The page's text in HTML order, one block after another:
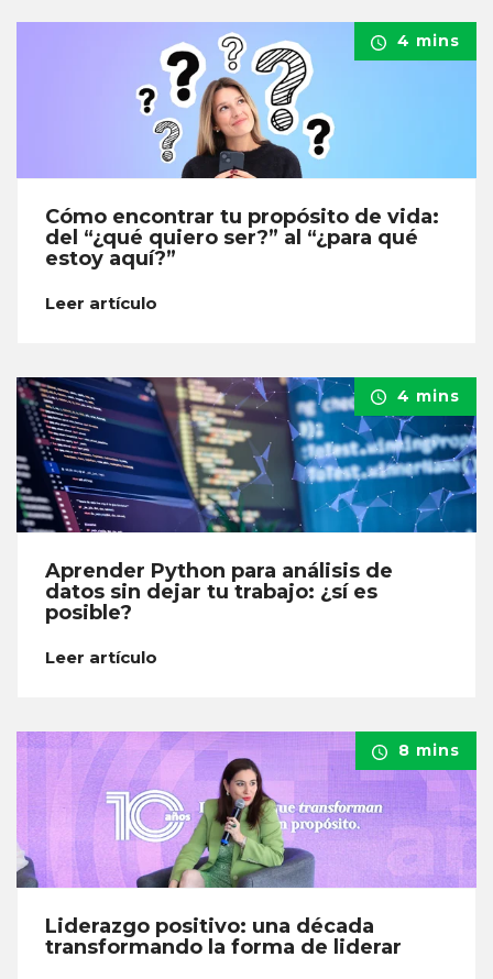
4 mins
Cómo encontrar tu propósito de vida:
del “¿qué quiero ser?” al “¿para qué
estoy aquí?”
Leer artículo
4 mins
Aprender Python para análisis de
datos sin dejar tu trabajo: ¿sí es
posible?
Leer artículo
8 mins
Liderazgo positivo: una década
transformando la forma de liderar